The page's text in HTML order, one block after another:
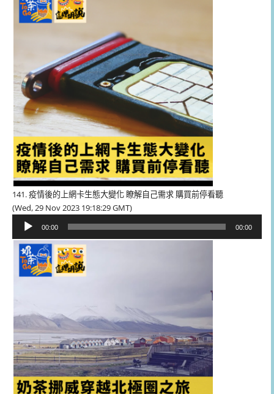
器
141. 疫情後的上網卡生態大變化 瞭解自己需求 購買前停看聽
(Wed, 29 Nov 2023 19:18:29 GMT)
播
器
00:00 00:00